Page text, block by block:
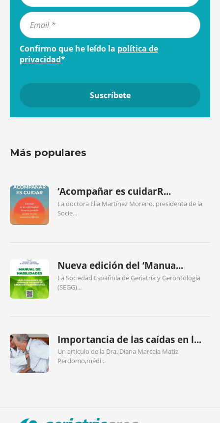
Confirmo que he leído la política de
privacidad*
Más populares
‘Acompañar es cuidarR...
La doctora Elia Martínez Moreno, presidenta de la
Socie...
Nueva edición del ‘Manua...
La Sociedad Española de Geriatría y Gerontología
(SEGG)...
Importancia de las caídas en l...
Un artículo de la Dra. Diana Marcela Matiz
Perdomo,médi...